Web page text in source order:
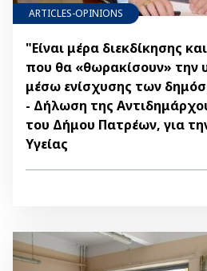
ARTICLES-OPINIONS
"Είναι μέρα διεκδίκησης
που θα «θωρακίσουν» την
μέσω ενίσχυσης των
- Δήλωση της
του Δήμου Πατρέων, για
Υγείας